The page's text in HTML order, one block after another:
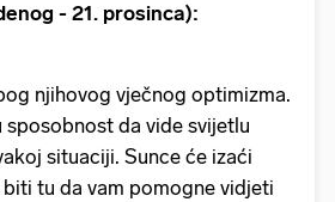
- 21. prosinca):
njihovog vječnog optimizma.
sposobnost da vide svijetlu
situaciji. Sunce će izaći
tu da vam pomogne vidjeti